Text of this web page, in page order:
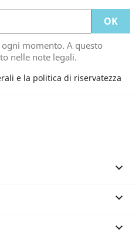
momento. A questo
nelle note legali.
e la politica di riservatezza


